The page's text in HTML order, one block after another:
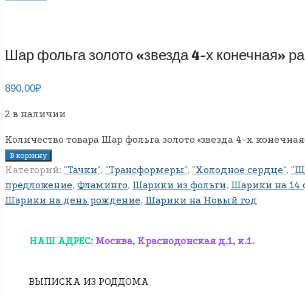
Шар фольга золото «звезда 4-х конечная»
890,00₽
2 в наличии
Количество товара Шар фольга золото «звезда 4-х
В корзину
Категорий: "Тачки", "Трансформеры", "Холодное сердце",
предложение, Фламинго, Шарики из фольги, Шарики на 14
Шарики на день рождение, Шарики на Новый год
НАШ АДРЕС: Москва, Краснодонская д.1, к.1.
ВЫПИСКА ИЗ РОДДОМА